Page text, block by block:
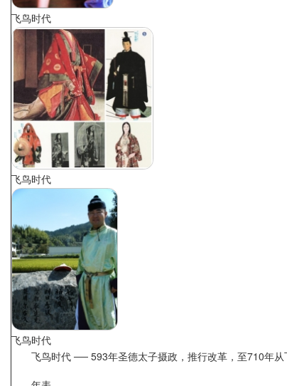
飞鸟时代
飞鸟时代
飞鸟时代
飞鸟时代 ── 593年圣德太子摄政，推行改革，至710年从